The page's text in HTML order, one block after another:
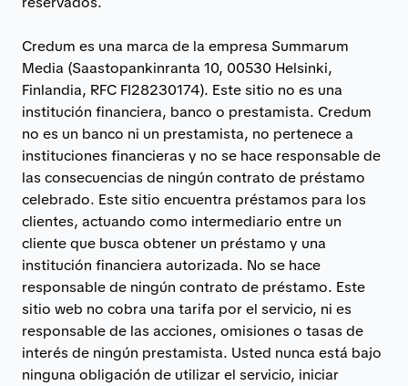
Credum es una marca de la empresa Summarum
Media (Saastopankinranta 10, 00530 Helsinki,
Finlandia, RFC FI28230174). Este sitio no es una
institución financiera, banco o prestamista. Credum
no es un banco ni un prestamista, no pertenece a
instituciones financieras y no se hace responsable de
las consecuencias de ningún contrato de préstamo
celebrado. Este sitio encuentra préstamos para los
clientes, actuando como intermediario entre un
cliente que busca obtener un préstamo y una
institución financiera autorizada. No se hace
responsable de ningún contrato de préstamo. Este
sitio web no cobra una tarifa por el servicio, ni es
responsable de las acciones, omisiones o tasas de
interés de ningún prestamista. Usted nunca está bajo
ninguna obligación de utilizar el servicio, iniciar